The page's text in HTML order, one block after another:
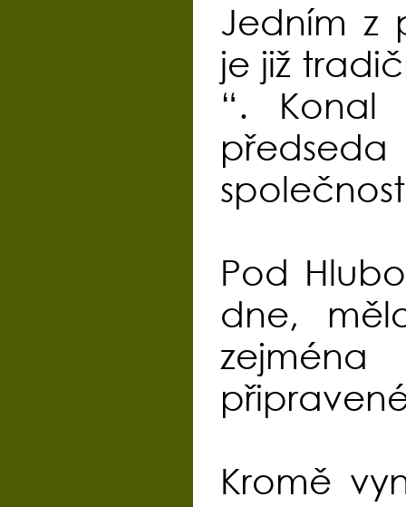
Jedním z
je již
“. Konal
Pod
dne,
Kromě